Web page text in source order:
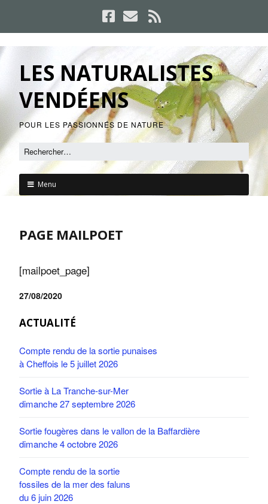
LES NATURALISTES
VENDÉENS
POUR LES PASSIONNÉS DE NATURE
Menu
PAGE MAILPOET
[mailpoet_page]
27/08/2020
ACTUALITÉ
Compte rendu de la sortie punaises
à Cheffois le 5 juillet 2026
Sortie à La Tranche-sur-Mer
dimanche 27 septembre 2026
Sortie fougères dans le vallon de la Baffardière
dimanche 4 octobre 2026
Compte rendu de la sortie
fossiles de la mer des faluns
du 6 juin 2026